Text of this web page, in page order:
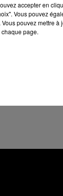
accepter en
Vous pouvez
Vous pouvez mettre
page.